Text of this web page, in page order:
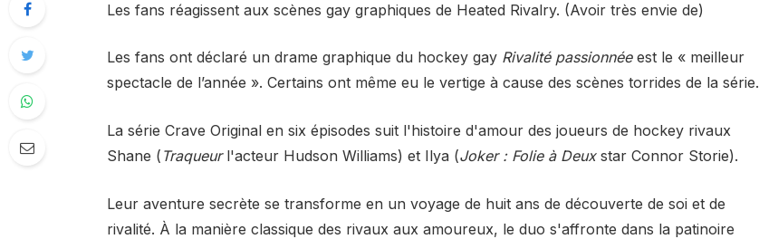
Les fans réagissent aux scènes gay graphiques de Heated Rivalry. (Avoir très envie de)
Les fans ont déclaré un drame graphique du hockey gay Rivalité passionnéeest le « meilleur
spectacle de l’année ». Certains ont même eu le vertige à cause des scènes torrides de la série.
La série Crave Original en six épisodes suit l'histoire d'amour des joueurs de hockey rivaux
Shane ( Traqueurl'acteur Hudson Williams) et Ilya (Joker : Folie à Deuxstar Connor Storie).
Leur aventure secrète se transforme en un voyage de huit ans de découverte de soi et de
rivalité. À la manière classique des rivaux aux amoureux, le duo s'affronte dans la patinoire